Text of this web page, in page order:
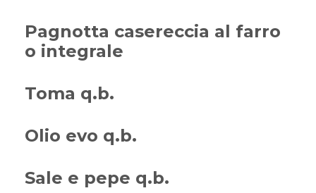
Pagnotta casereccia al farro
o integrale
Toma q.b.
Olio evo q.b.
Sale e pepe q.b.